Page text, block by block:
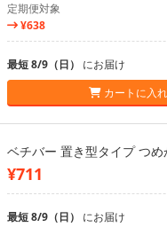
定期便対象
¥638
最短 8/9（日） にお届け
カートに入
ベチバー 置き型タイプ つ
¥711
最短 8/9（日） にお届け